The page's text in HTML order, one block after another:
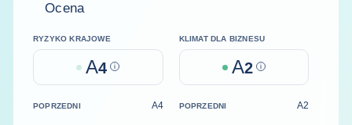
Ocena
RYZYKO KRAJOWE
A4 Help
KLIMAT DLA BIZNESU
A2 Help
POPRZEDNI A4 POPRZEDNI A2